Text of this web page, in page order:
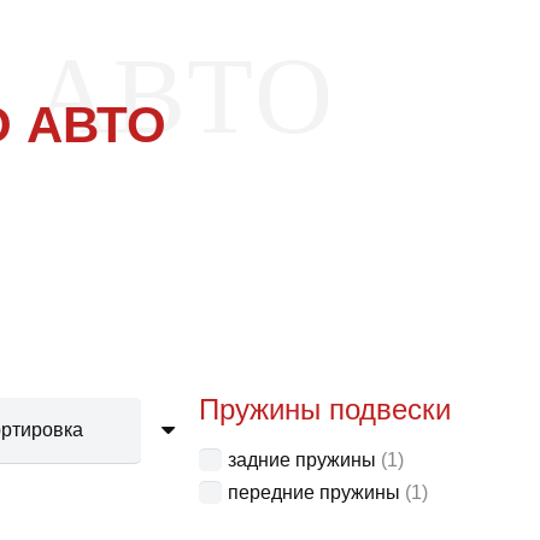
АВТО
Пружины подвески
задние пружины (1)
передние пружины (1)